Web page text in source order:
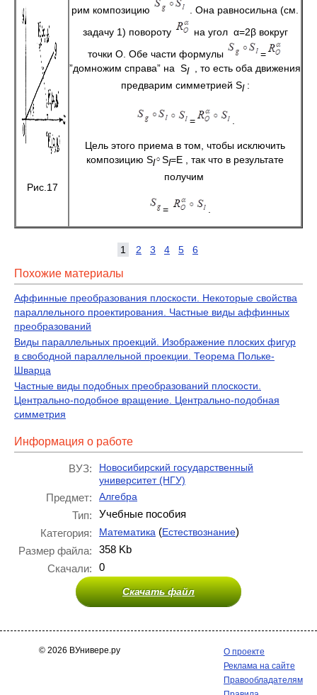
Рис.17
рим композицию
. Она равносильна (см.
задачу 1) повороту
на угол α=2β вокруг
точки О. Обе части формулы
=
”домножим справа” на Sl
, то есть оба движения
предварим симметрией Sl:
=
Цель этого приема в том, чтобы исключить
композицию Sl Sl=E , так что в результате
получим
=
1 2 3 4 5 6
Похожие материалы
Аффинные преобразования плоскости. Некоторые свойства
параллельного проектирования. Частные виды аффинных
преобразований
Виды параллельных проекций. Изображение плоских фигур
в свободной параллельной проекции. Теорема Польке-
Шварца
Частные виды подобных преобразований плоскости.
Центрально-подобное вращение. Центрально-подобная
симметрия
Информация о работе
ВУЗ:
Новосибирский государственный
университет (НГУ)
Предмет: Алгебра
Тип:
Учебные пособия
Категория:
Математика (Естествознание)
Размер файла:
358 Kb
Скачали:
0
Скачать файл
© 2026 ВУнивере.ру
О проекте
Реклама на сайте
Правообладателям